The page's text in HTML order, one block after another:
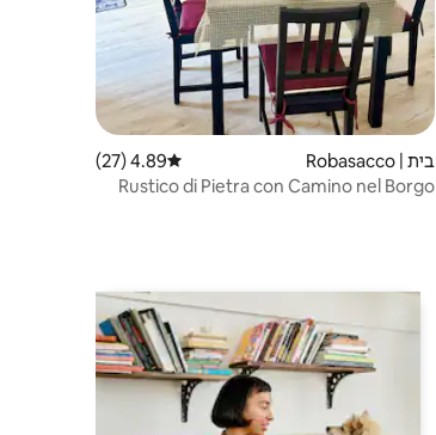
בית | Robasacco דירוג ממוצע של 4.89 מתוך 5, 27 ביקורות
4.89 (27)
Rustico di Pietra con Camino nel Borgo